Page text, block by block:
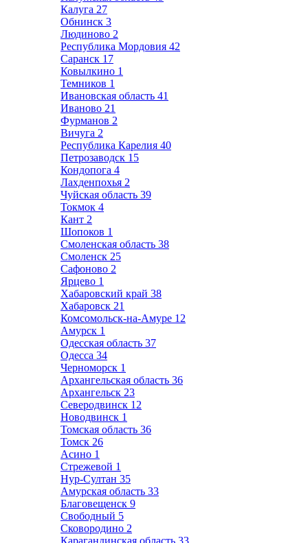
Калуга 27
Обнинск 3
Людиново 2
Республика Мордовия 42
Саранск 17
Ковылкино 1
Темников 1
Ивановская область 41
Иваново 21
Фурманов 2
Вичуга 2
Республика Карелия 40
Петрозаводск 15
Кондопога 4
Лахденпохья 2
Чуйская область 39
Токмок 4
Кант 2
Шопоков 1
Смоленская область 38
Смоленск 25
Сафоново 2
Ярцево 1
Хабаровский край 38
Хабаровск 21
Комсомольск-на-Амуре 12
Амурск 1
Одесская область 37
Одесса 34
Черноморск 1
Архангельская область 36
Архангельск 23
Северодвинск 12
Новодвинск 1
Томская область 36
Томск 26
Асино 1
Стрежевой 1
Нур-Султан 35
Амурская область 33
Благовещенск 9
Свободный 5
Сковородино 2
Карагандинская область 33